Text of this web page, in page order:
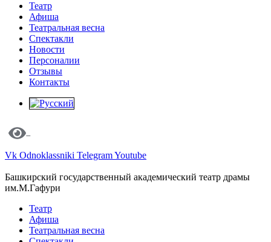
Театр
Афиша
Театральная весна
Спектакли
Новости
Персоналии
Отзывы
Контакты
Vk Odnoklassniki TelegramYoutube
Башкирский государственный академический театр драмы
им.М.Гафури
Театр
Афиша
Театральная весна